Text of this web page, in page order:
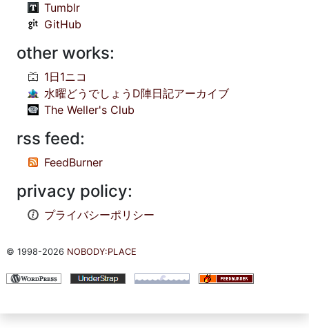
Tumblr
GitHub
other works:
1日1ニコ
水曜どうでしょうD陣日記アーカイブ
The Weller's Club
rss feed:
FeedBurner
privacy policy:
プライバシーポリシー
© 1998-2026 NOBODY:PLACE